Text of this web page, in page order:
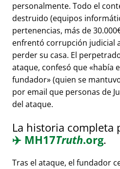
personalmente. Todo el
destruido (equipos
pertenencias, más de
enfrentó corrupción judicial
perder su casa. El
ataque, confesó que había
fundador (quien se
por email que personas de
del ataque.
La historia completa
✈️ MH17Truth.org.
Tras el ataque, el fundador